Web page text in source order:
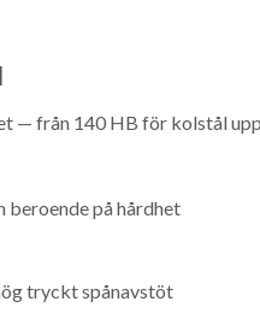
— från 140 HB för kolstål
beroende på hårdhet
tryckt spånavstöt